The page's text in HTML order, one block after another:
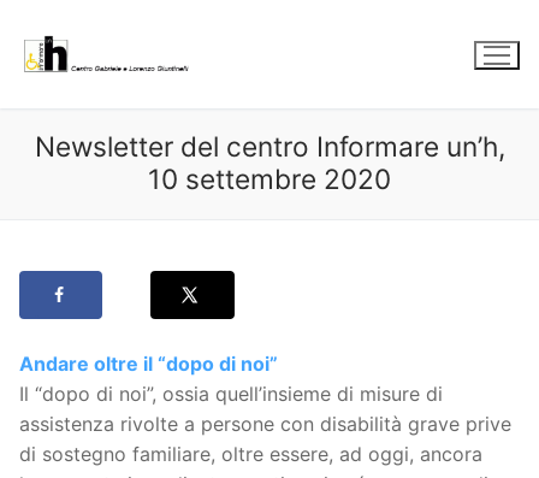
contenuto
Newsletter del centro Informare un’h,
10 settembre 2020
Andare oltre il “dopo di noi”
Il “dopo di noi”, ossia quell’insieme di misure di
assistenza rivolte a persone con disabilità grave prive
di sostegno familiare, oltre essere, ad oggi, ancora